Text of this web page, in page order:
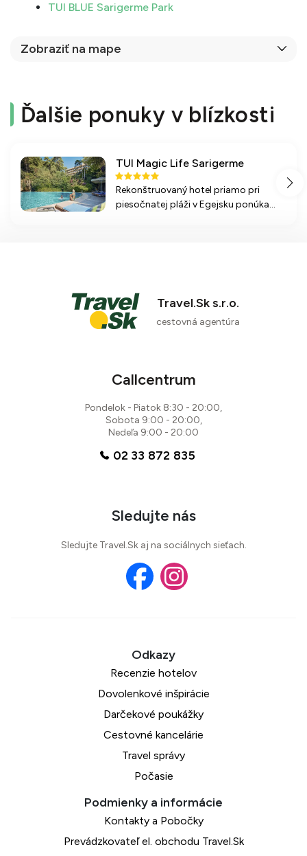
TUI BLUE Sarigerme Park
Zobraziť na mape
Ďalšie ponuky v blízkosti
TUI Magic Life Sarigerme
Rekonštruovaný hotel priamo pri
piesočnatej pláži v Egejsku ponúka
Travel.Sk s.r.o.
cestovná agentúra
Callcentrum
Pondelok - Piatok 8:30 - 20:00,
Sobota 9:00 - 20:00,
Nedeľa 9:00 - 20:00
02 33 872 835
Sledujte nás
Sledujte Travel.Sk aj na sociálnych sieťach.
Recenzie hotelov
Dovolenkové inšpirácie
Darčekové poukážky
Cestovné kancelárie
Travel správy
Počasie
Kontakty a Pobočky
Prevádzkovateľ el. obchodu Travel.Sk